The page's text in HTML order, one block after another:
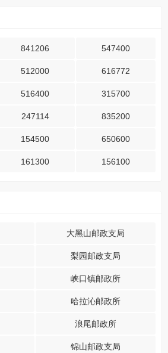
841206 547400
512000 616772
516400 315700
247114 835200
154500 650600
161300 156100
大黑山邮政支局
梨园邮政支局
峡口镇邮政所
哈拉沁邮政所
浪尾邮政所
锦山邮政支局